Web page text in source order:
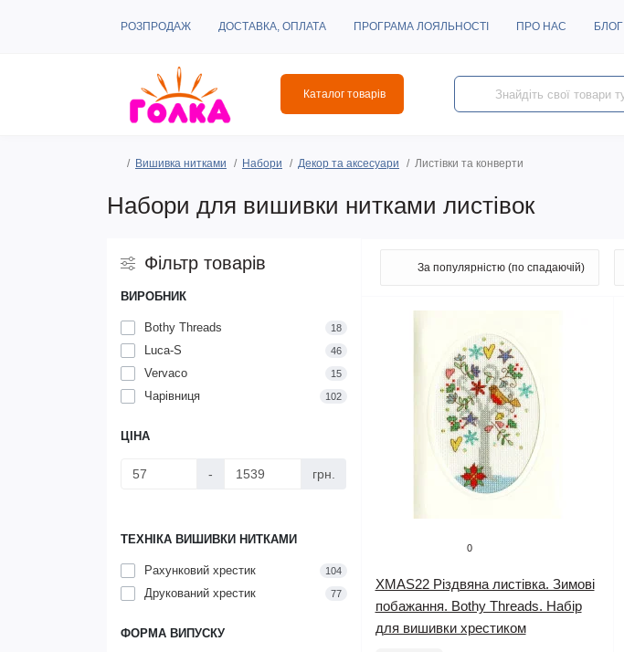
РОЗПРОДАЖ ДОСТАВКА, ОПЛАТА ПРОГРАМА ЛОЯЛЬНОСТІ ПРО НАС БЛОГ
Каталог товарів
Вишивка нитками Набори Декор та аксесуари Листівки та конверти
Набори для вишивки нитками листівок
Фільтр товарів
ВИРОБНИК
Bothy Threads 18
Luca-S 46
Vervaco 15
Чарівниця 102
ЦІНА
- грн.
ТЕХНІКА ВИШИВКИ НИТКАМИ
Рахунковий хрестик 104
Друкований хрестик 77
ФОРМА ВИПУСКУ
0
XMAS22 Різдвяна листівка. Зимові
побажання. Bothy Threads. Набір
для вишивки хрестиком